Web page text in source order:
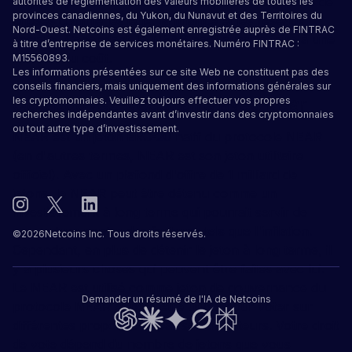
choses comme les jeux, la finance et les réseaux
sociaux. Cependant, le NEAR peut aussi le faire à une
fraction du coût.
Que pouvez-vous faire avec Near
NEAR est un jeton ERC-20 natif du protocole NEAR
jetons, le NEAR peut être détenu comme un
investissement à long terme qui pourrait servir de
couverture contre des facteurs tels que l'inflation.
y a plusieurs choses qui peuvent être faites avec lui.
protocole NEAR et peut être utilisé pour voter sur
différentes propositions par ses utilisateurs. Votre droit
provinces canadiennes, du Yukon, du Nunavut et des Territoires du
Nord-Ouest. Netcoins est également enregistrée auprès de FINTRAC
à titre d’entreprise de services monétaires. Numéro FINTRAC :
M15560893.
Les informations présentées sur ce site Web ne constituent pas des
conseils financiers, mais uniquement des informations générales sur
les cryptomonnaies. Veuillez toujours effectuer vos propres
recherches indépendantes avant d’investir dans des cryptomonnaies
ou tout autre type d’investissement.
©2026Netcoins Inc. Tous droits réservés.
Demander un résumé de l'IA de Netcoins